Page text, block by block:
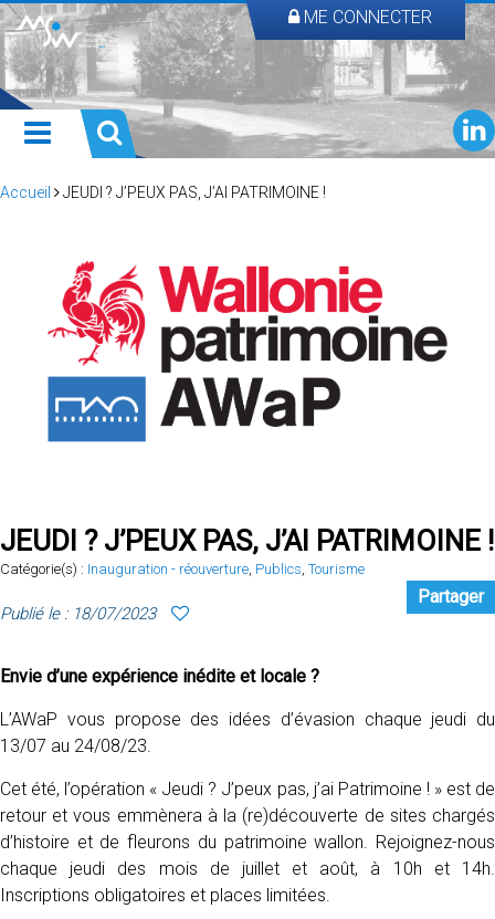
ME CONNECTER
Accueil JEUDI ? J’PEUX PAS, J’AI PATRIMOINE !
JEUDI ? J’PEUX PAS, J’AI PATRIMOINE !
Catégorie(s) : Inauguration - réouverture Publics Tourisme
Publié le : 18/07/2023
Partager
Envie d’une expérience inédite et locale ?
L’AWaP vous propose des idées d’évasion chaque jeudi du
13/07 au 24/08/23.
Cet été, l’opération « Jeudi ? J’peux pas, j’ai Patrimoine ! » est de
retour et vous emmènera à la (re)découverte de sites chargés
d’histoire et de fleurons du patrimoine wallon. Rejoignez-nous
chaque jeudi des mois de juillet et août, à 10h et 14h.
Inscriptions obligatoires et places limitées.